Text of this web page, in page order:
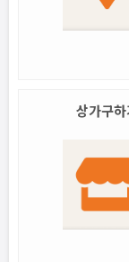
상가구하